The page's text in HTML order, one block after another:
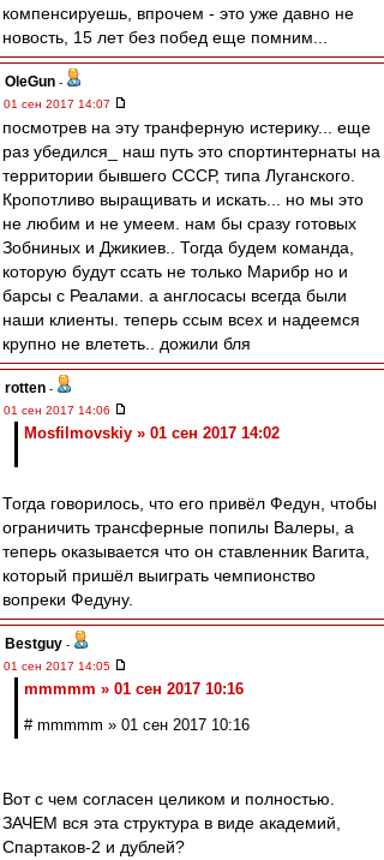
компенсируешь, впрочем - это уже давно не
новость, 15 лет без побед еще помним...
OleGun -
01 сен 2017 14:07
посмотрев на эту транферную истерику... еще
раз убедился_ наш путь это спортинтернаты на
территории бывшего СССР, типа Луганского.
Кропотливо выращивать и искать... но мы это
не любим и не умеем. нам бы сразу готовых
Зобниных и Джикиев.. Тогда будем команда,
которую будут ссать не только Марибр но и
барсы с Реалами. а англосасы всегда были
наши клиенты. теперь ссым всех и надеемся
крупно не влететь.. дожили бля
rotten -
01 сен 2017 14:06
Mosfilmovskiy » 01 сен 2017 14:02
Тогда говорилось, что его привёл Федун, чтобы
ограничить трансферные попилы Валеры, а
теперь оказывается что он ставленник Вагита,
который пришёл выиграть чемпионство
вопреки Федуну.
Bestguy -
01 сен 2017 14:05
mmmmm » 01 сен 2017 10:16
# mmmmm » 01 сен 2017 10:16
Вот с чем согласен целиком и полностью.
ЗАЧЕМ вся эта структура в виде академий,
Спартаков-2 и дублей?